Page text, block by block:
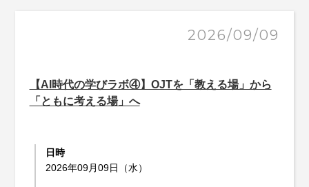
2026/09/09
【AI時代の学びラボ④】OJTを「教える場」から
「ともに考える場」へ
日時
2026年09月09日（水）